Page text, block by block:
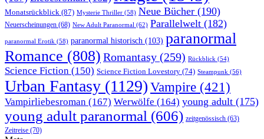
Monatsrückblick (87) Mysterie Thriller (58) Neue Bücher (190)
Neuerscheinungen (68) New Adult Paranormal (62) Parallelwelt (182)
paranormal Erotik (58) paranormal historisch (103) paranormal
Romance (808) Romantasy (259) Rückblick (54)
Science Fiction (150) Science Fiction Lovestory (74) Steampunk (56)
Urban Fantasy (1129) Vampire (421)
Vampirliebesroman (167) Werwölfe (164) young adult (175)
young adult paranormal (606) zeitgenössisch (63)
Zeitreise (70)